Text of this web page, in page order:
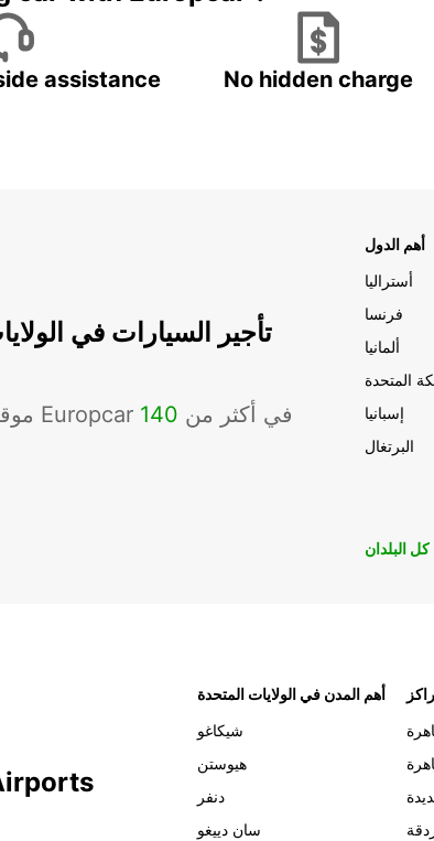
assistance No hidden charge
تأجير السيارات في
موقعًا لشركة Europcar في أكثر من 140
أهم الدول
أستراليا
فرنسا
ألمانيا
المتحدة
إسبانيا
البرتغال
كل البلدان
أهم المدن في الولايات المتحدة
شيكاغو
هيوستن
دنفر
سان دييغو